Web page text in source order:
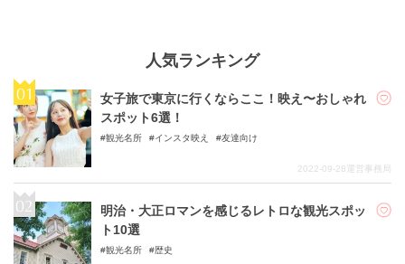
人気ランキング
女子旅で東京に行くならここ！映え〜おしゃれ
スポット6選！
観光名所 インスタ映え 友達向け
2022-09-28運営事務局
明治・大正ロマンを感じるレトロな観光スポッ
ト10選
観光名所 歴史